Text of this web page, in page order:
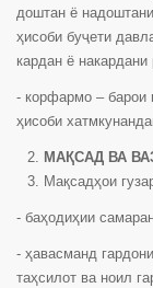
доштан ё
ҳисоби буҷети
кардан ё
- корфармо – барои
ҳисоби
МАҚСАД ВА
Мақсадҳои
- баҳодиҳии
- ҳавасманд
таҳсилот ва ноил